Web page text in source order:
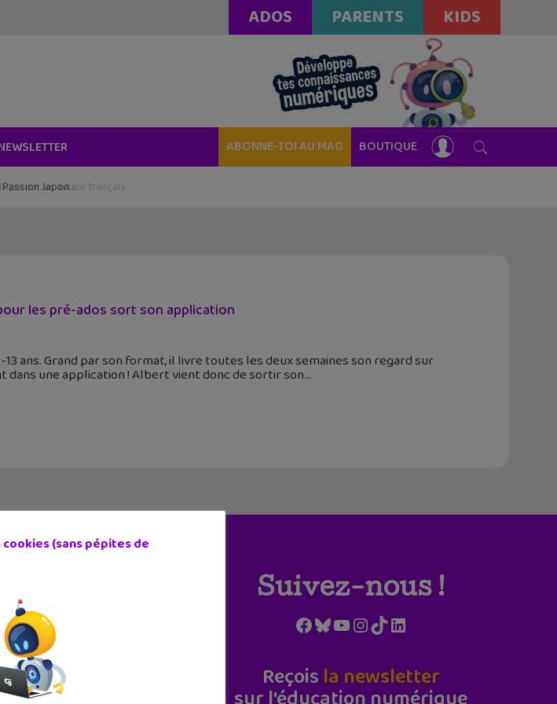
ADOS PARENTS KIDS
ABONNE-TOI AU MAG BOUTIQUE
Japon…
les pré-ados sort son application
ans. Grand par son format, il livre toutes les deux semaines son regard sur
dans une application ! Albert vient donc de sortir son
Suivez-nous !
Facebook
Bluesky
YouTube
Instagram
TikTokLinkedIn
Reçois la newsletter
(sans pépites de